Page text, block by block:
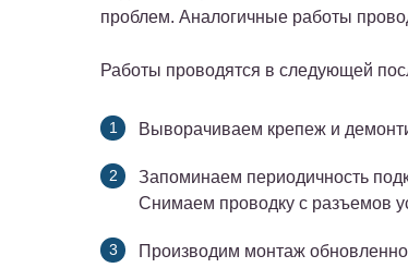
проблем. Аналогичные работы
Работы проводятся в следующей
Выворачиваем крепеж и
Запоминаем периодичность
Снимаем проводку с разъемов
Производим монтаж